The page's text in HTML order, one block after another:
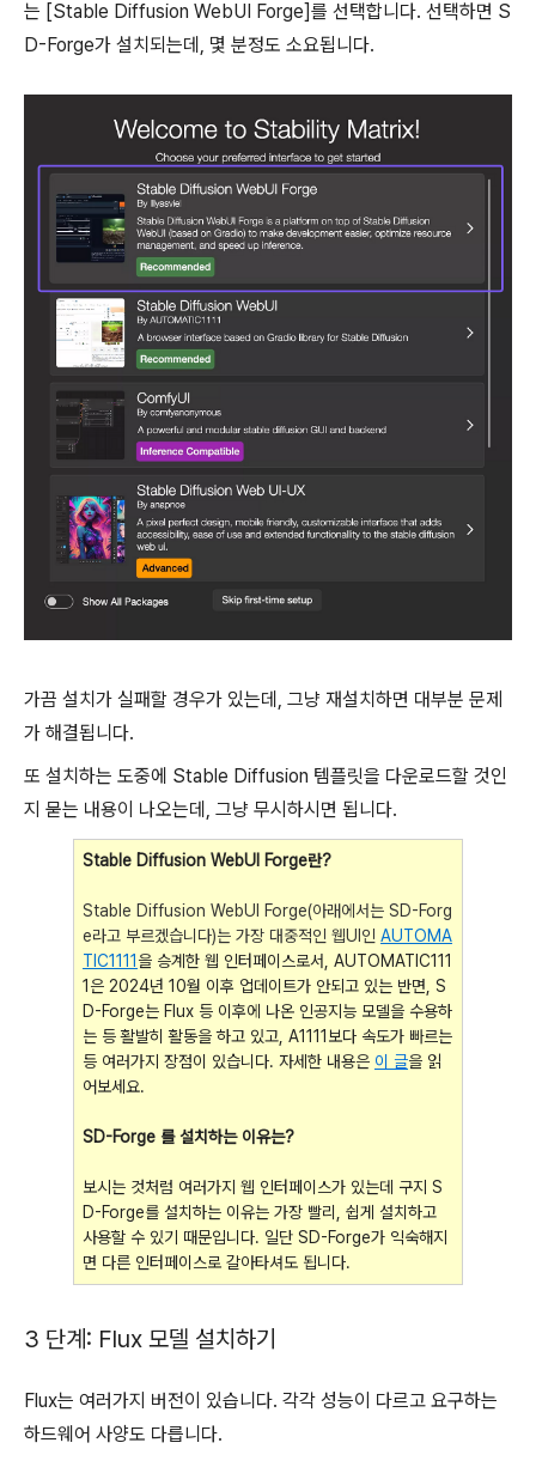
는 [Stable Diffusion WebUI Forge]를 선택합니다. 선택하면 S
D-Forge가 설치되는데, 몇 분정도 소요됩니다.
가끔 설치가 실패할 경우가 있는데, 그냥 재설치하면 대부분 문제
가 해결됩니다.
또 설치하는 도중에 Stable Diffusion 템플릿을 다운로드할 것인
지 묻는 내용이 나오는데, 그냥 무시하시면 됩니다.
Stable Diffusion WebUI Forge란?
Stable Diffusion WebUI Forge(아래에서는 SD-Forg
e라고 부르겠습니다)는 가장 대중적인 웹UI인 AUTOMA
TIC1111 을 승계한 웹 인터페이스로서, AUTOMATIC111
1은 2024년 10월 이후 업데이트가 안되고 있는 반면, S
D-Forge는 Flux 등 이후에 나온 인공지능 모델을 수용하
는 등 활발히 활동을 하고 있고, A1111보다 속도가 빠르는
등 여러가지 장점이 있습니다. 자세한 내용은 이 글을 읽
어보세요.
SD-Forge 를 설치하는 이유는?
보시는 것처럼 여러가지 웹 인터페이스가 있는데 구지 S
D-Forge를 설치하는 이유는 가장 빨리, 쉽게 설치하고
사용할 수 있기 때문입니다. 일단 SD-Forge가 익숙해지
면 다른 인터페이스로 갈아타셔도 됩니다.
3 단계: Flux 모델 설치하기
Flux는 여러가지 버전이 있습니다. 각각 성능이 다르고 요구하는
하드웨어 사양도 다릅니다.